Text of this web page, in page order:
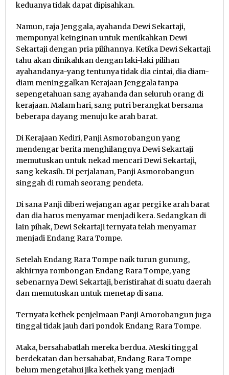
keduanya tidak dapat dipisahkan.
Namun, raja Jenggala, ayahanda Dewi Sekartaji,
mempunyai keinginan untuk menikahkan Dewi
Sekartaji dengan pria pilihannya. Ketika Dewi Sekartaji
tahu akan dinikahkan dengan laki-laki pilihan
ayahandanya-yang tentunya tidak dia cintai, dia diam-
diam meninggalkan Kerajaan Jenggala tanpa
sepengetahuan sang ayahanda dan seluruh orang di
kerajaan. Malam hari, sang putri berangkat bersama
beberapa dayang menuju ke arah barat.
Di Kerajaan Kediri, Panji Asmorobangun yang
mendengar berita menghilangnya Dewi Sekartaji
memutuskan untuk nekad mencari Dewi Sekartaji,
sang kekasih. Di perjalanan, Panji Asmorobangun
singgah di rumah seorang pendeta.
Di sana Panji diberi wejangan agar pergi ke arah barat
dan dia harus menyamar menjadi kera. Sedangkan di
lain pihak, Dewi Sekartaji ternyata telah menyamar
menjadi Endang Rara Tompe.
Setelah Endang Rara Tompe naik turun gunung,
akhirnya rombongan Endang Rara Tompe, yang
sebenarnya Dewi Sekartaji, beristirahat di suatu daerah
dan memutuskan untuk menetap di sana.
Ternyata kethek penjelmaan Panji Amorobangun juga
tinggal tidak jauh dari pondok Endang Rara Tompe.
Maka, bersahabatlah mereka berdua. Meski tinggal
berdekatan dan bersahabat, Endang Rara Tompe
belum mengetahui jika kethek yang menjadi